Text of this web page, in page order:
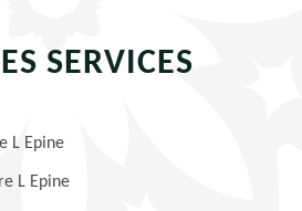
SERVICES
L Epine
L Epine